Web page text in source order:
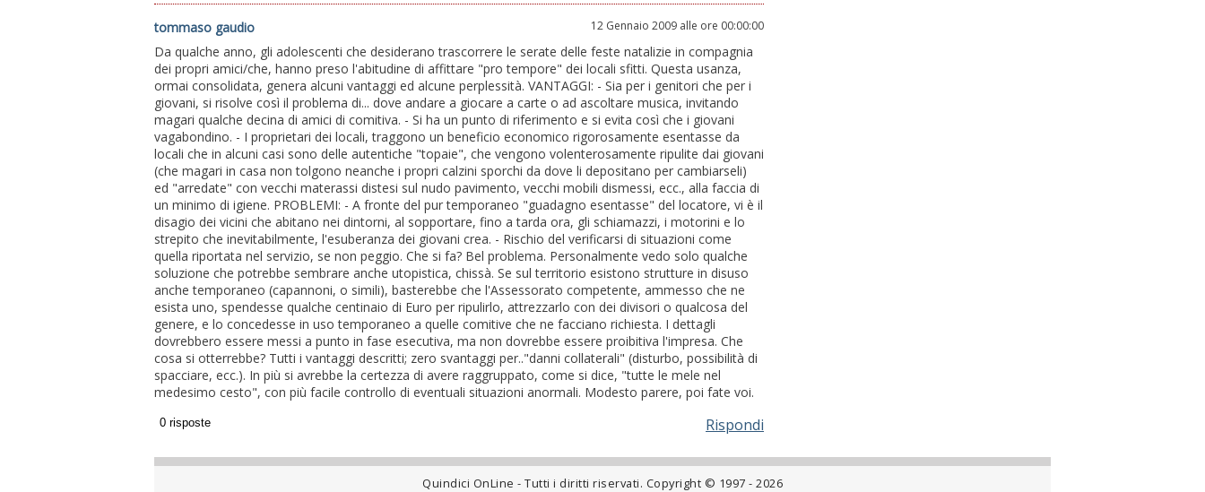
tommaso gaudio 12 Gennaio 2009 alle ore 00:00:00
Da qualche anno, gli adolescenti che desiderano trascorrere le serate delle feste natalizie in compagnia
dei propri amici/che, hanno preso l'abitudine di affittare "pro tempore" dei locali sfitti. Questa usanza,
ormai consolidata, genera alcuni vantaggi ed alcune perplessità. VANTAGGI: - Sia per i genitori che per i
giovani, si risolve così il problema di... dove andare a giocare a carte o ad ascoltare musica, invitando
magari qualche decina di amici di comitiva. - Si ha un punto di riferimento e si evita così che i giovani
vagabondino. - I proprietari dei locali, traggono un beneficio economico rigorosamente esentasse da
locali che in alcuni casi sono delle autentiche "topaie", che vengono volenterosamente ripulite dai giovani
(che magari in casa non tolgono neanche i propri calzini sporchi da dove li depositano per cambiarseli)
ed "arredate" con vecchi materassi distesi sul nudo pavimento, vecchi mobili dismessi, ecc., alla faccia di
un minimo di igiene. PROBLEMI: - A fronte del pur temporaneo "guadagno esentasse" del locatore, vi è il
disagio dei vicini che abitano nei dintorni, al sopportare, fino a tarda ora, gli schiamazzi, i motorini e lo
strepito che inevitabilmente, l'esuberanza dei giovani crea. - Rischio del verificarsi di situazioni come
quella riportata nel servizio, se non peggio. Che si fa? Bel problema. Personalmente vedo solo qualche
soluzione che potrebbe sembrare anche utopistica, chissà. Se sul territorio esistono strutture in disuso
anche temporaneo (capannoni, o simili), basterebbe che l'Assessorato competente, ammesso che ne
esista uno, spendesse qualche centinaio di Euro per ripulirlo, attrezzarlo con dei divisori o qualcosa del
genere, e lo concedesse in uso temporaneo a quelle comitive che ne facciano richiesta. I dettagli
dovrebbero essere messi a punto in fase esecutiva, ma non dovrebbe essere proibitiva l'impresa. Che
cosa si otterrebbe? Tutti i vantaggi descritti; zero svantaggi per.."danni collaterali" (disturbo, possibilità di
spacciare, ecc.). In più si avrebbe la certezza di avere raggruppato, come si dice, "tutte le mele nel
medesimo cesto", con più facile controllo di eventuali situazioni anormali. Modesto parere, poi fate voi.
Rispondi
Quindici OnLine - Tutti i diritti riservati. Copyright © 1997 - 2026